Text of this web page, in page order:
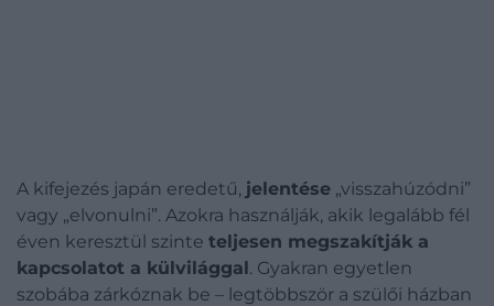
A kifejezés japán eredetű, jelentése „visszahúzódni”
vagy „elvonulni”. Azokra használják, akik legalább fél
éven keresztül szinte teljesen megszakítják a
kapcsolatot a külvilággal. Gyakran egyetlen
szobába zárkóznak be – legtöbbször a szülői házban